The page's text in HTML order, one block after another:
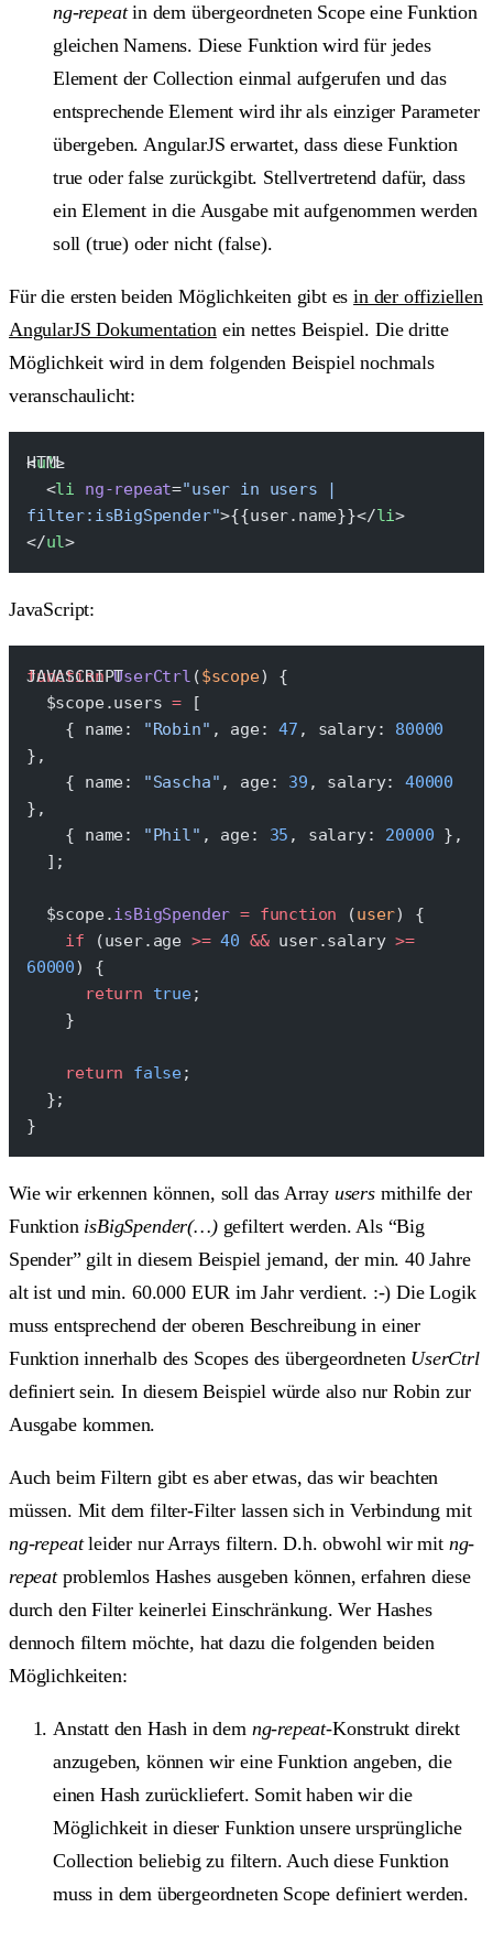
ng-repeatin dem übergeordneten Scope eine Funktion
gleichen Namens. Diese Funktion wird für jedes
Element der Collection einmal aufgerufen und das
entsprechende Element wird ihr als einziger Parameter
übergeben. AngularJS erwartet, dass diese Funktion
true oderfalse zurückgibt. Stellvertretend dafür, dass
ein Element in die Ausgabe mit aufgenommen werden
soll(true) oder nicht (false).
Für die ersten beiden Möglichkeiten gibt esin der offiziellen
AngularJS Dokumentationein nettes Beispiel. Die dritte
Möglichkeit wird in dem folgenden Beispiel nochmals
veranschaulicht:
<ul>
  <
li ng-repeat="user in users |
filter:isBigSpender">{{user.name}}</li>
</ul>
JavaScript:
function UserCtrl ($scope) {
  $scope.users
= [
    { name:
"Robin" , age: 47 , salary: 80000
},
    { name:
"Sascha" , age: 39 , salary: 40000
},
    { name:
"Phil" , age: 35 , salary: 20000 },
  ];
  $scope.
isBigSpender = function (user) {
    if
(user.age >= 40 && user.salary >=
60000) {
      return
true;
    }
    return
false;
  };
}
Wie wir erkennen können, soll das Array usersmithilfe der
Funktion isBigSpender(…)gefiltert werden. Als “Big
Spender” gilt in diesem Beispiel jemand, der min. 40 Jahre
alt ist und min. 60.000 EUR im Jahr verdient. :-) Die Logik
muss entsprechend der oberen Beschreibung in einer
Funktion innerhalb des Scopes des übergeordneten UserCtrl
definiert sein. In diesem Beispiel würde also nur Robin zur
Ausgabe kommen.
Auch beim Filtern gibt es aber etwas, das wir beachten
müssen. Mit demfilter-Filter lassen sich in Verbindung mit
ng-repeatleider nur Arrays filtern. D.h. obwohl wir mit ng-
repeatproblemlos Hashes ausgeben können, erfahren diese
durch den Filter keinerlei Einschränkung. Wer Hashes
dennoch filtern möchte, hat dazu die folgenden beiden
Möglichkeiten:
Anstatt den Hash in dem ng-repeat-Konstrukt direkt
anzugeben, können wir eine Funktion angeben, die
einen Hash zurückliefert. Somit haben wir die
Möglichkeit in dieser Funktion unsere ursprüngliche
Collection beliebig zu filtern. Auch diese Funktion
muss in dem übergeordneten Scope definiert werden.